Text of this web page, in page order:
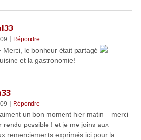
| Répondre
Merci, le bonheur était partagé
et la gastronomie!
| Répondre
un bon moment hier matin – merci
rendu possible ! et je me joins aux
remerciements exprimés ici pour la